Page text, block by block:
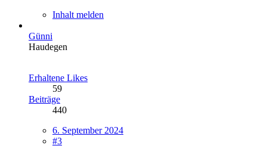
Inhalt melden
Günni
Haudegen
Erhaltene Likes
59
Beiträge
440
6. September 2024
#3